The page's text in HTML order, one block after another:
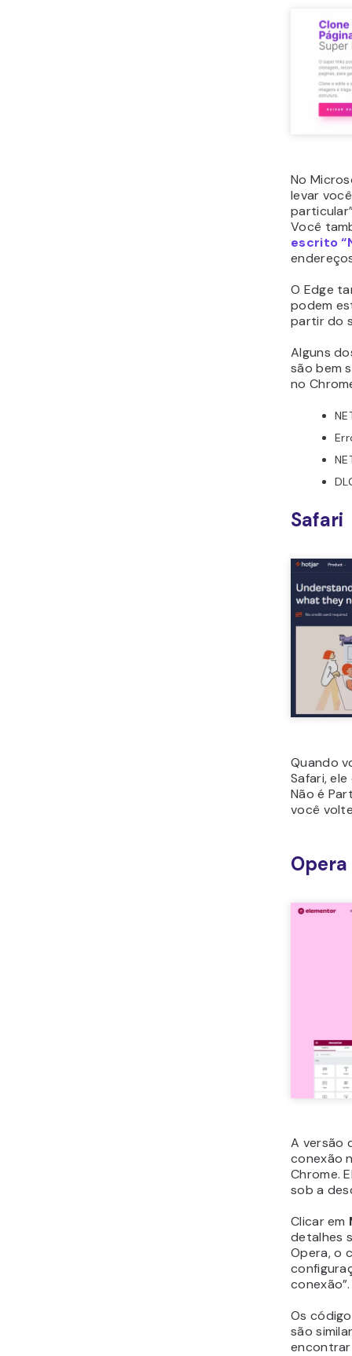
No
levar
Você
escrito
O Edge
podem
partir do
Alguns
são bem
no
Safari
Quando
Safari,
Não é
você
Opera
A versão
conexão
Chrome.
sob a
Clicar em
detalhes
Opera, o
conexão”.
Os
são